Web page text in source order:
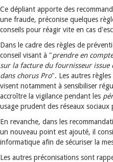
Ce dépliant apporte des
une fraude, préconise quelques
conseils pour réagir vite en cas
Dans le cadre des règles de
conseil visant à "prendre en
sur la facture du fournisseur issue
dans chorus Pro". Les autres
visent notamment à sensibiliser
accroître la vigilance pendant les
usage prudent des réseaux sociaux
En revanche, dans les
un nouveau point est ajouté, il
informatique afin de sécuriser la
Les autres préconisations sont